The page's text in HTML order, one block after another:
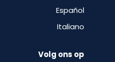
Español
Italiano
Volg ons op